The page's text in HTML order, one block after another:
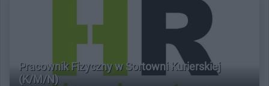
Pracownik Fizyczny w Sortowni Kurierskiej
(K/M/N)